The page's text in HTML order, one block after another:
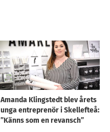
Amanda Klingstedt blev årets
unga entreprenör i Skellefteå:
”Känns som en revansch”